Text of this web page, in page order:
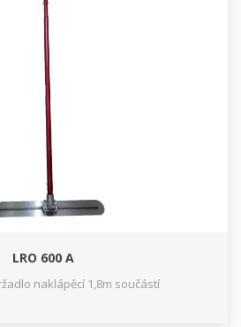
LRO 600 A
naklápěcí 1,8m součástí